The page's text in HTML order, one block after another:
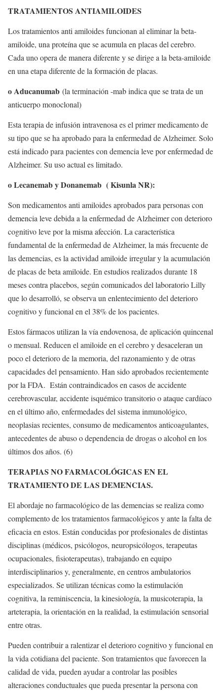
TRATAMIENTOS ANTIAMILOIDES
Los tratamientos anti amiloides funcionan al eliminar la beta-
amiloide, una proteína que se acumula en placas del cerebro.
Cada uno opera de manera diferente y se dirige a la beta-amiloide
en una etapa diferente de la formación de placas.
o Aducanumab (la terminación -mab indica que se trata de un
anticuerpo monoclonal)
Esta terapia de infusión intravenosa es el primer medicamento de
su tipo que se ha aprobado para la enfermedad de Alzheimer. Solo
está indicado para pacientes con demencia leve por enfermedad de
Alzheimer. Su uso actual es limitado.
o Lecanemab y Donanemab ( Kisunla NR):
Son medicamentos anti amiloides aprobados para personas con
demencia leve debida a la enfermedad de Alzheimer con deterioro
cognitivo leve por la misma afección. La característica
fundamental de la enfermedad de Alzheimer, la más frecuente de
las demencias, es la actividad amiloide irregular y la acumulación
de placas de beta amiloide. En estudios realizados durante 18
meses contra placebos, según comunicados del laboratorio Lilly
que lo desarrolló, se observa un enlentecimiento del deterioro
cognitivo y funcional en el 38% de los pacientes.
Estos fármacos utilizan la vía endovenosa, de aplicación quincenal
o mensual. Reducen el amiloide en el cerebro y desaceleran un
poco el deterioro de la memoria, del razonamiento y de otras
capacidades del pensamiento. Han sido aprobados recientemente
por la FDA. Están contraindicados en casos de accidente
cerebrovascular, accidente isquémico transitorio o ataque cardíaco
en el último año, enfermedades del sistema inmunológico,
neoplasias recientes, consumo de medicamentos anticoagulantes,
antecedentes de abuso o dependencia de drogas o alcohol en los
últimos dos años. (6)
TERAPIAS NO FARMACOLÓGICAS EN EL
TRATAMIENTO DE LAS DEMENCIAS.
El abordaje no farmacológico de las demencias se realiza como
complemento de los tratamientos farmacológicos y ante la falta de
eficacia en estos. Están conducidas por profesionales de distintas
disciplinas (médicos, psicólogos, neuropsicólogos, terapeutas
ocupacionales, fisioterapeutas), trabajando en equipo
interdisciplinarios y, generalmente, en centros ambulatorios
especializados. Se utilizan técnicas como la estimulación
cognitiva, la reminiscencia, la kinesiología, la musicoterapia, la
arteterapia, la orientación en la realidad, la estimulación sensorial
entre otras.
Pueden contribuir a ralentizar el deterioro cognitivo y funcional en
la vida cotidiana del paciente. Son tratamientos que favorecen la
calidad de vida, pueden ayudar a controlar las posibles
alteraciones conductuales que pueda presentar la persona con